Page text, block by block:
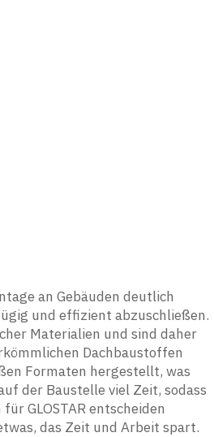
an Gebäuden deutlich
und effizient abzuschließen.
Materialien und sind daher
Dachbaustoffen
Formaten hergestellt, was
der Baustelle viel Zeit, sodass
GLOSTAR entscheiden
das Zeit und Arbeit spart.